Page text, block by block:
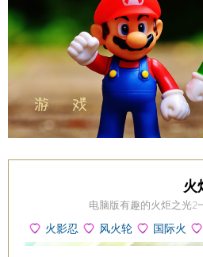
火
电脑版有趣的火炬之光2
火影忍
者同人游
风火轮
爆发游戏
国际火
热赛道联